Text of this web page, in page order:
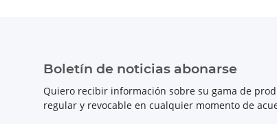
Boletín de noticias abonarse
Quiero recibir información sobre su gama de
regular y revocable en cualquier momento de